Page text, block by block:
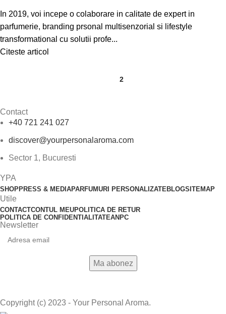
In 2019, voi incepe o colaborare in calitate de expert in
parfumerie, branding prsonal multisenzorial si lifestyle
transformational cu solutii profe...
Citeste articol
2
Contact
+40 721 241 027
discover@yourpersonalaroma.com
Sector 1, Bucuresti
YPA
SHOPPRESS & MEDIAPARFUMURI PERSONALIZATEBLOGSITEMAP
Utile
CONTACTCONTUL MEUPOLITICA DE RETUR
POLITICA DE CONFIDENTIALITATEANPC
Newsletter
Copyright (c) 2023 - Your Personal Aroma.